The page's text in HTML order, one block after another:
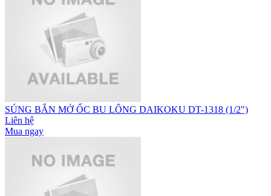
SÚNG BẮN MỞ ỐC BU LÔNG DAIKOKU DT-1318 (1/2")
Liên hệ
Mua ngay